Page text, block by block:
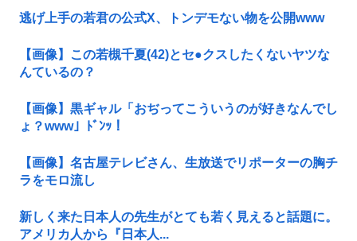
逃げ上手の若君の公式X、トンデモない物を公開www
【画像】この若槻千夏(42)とセ●クスしたくないヤツな
んているの？
【画像】黒ギャル「おぢってこういうのが好きなんでし
ょ？www」ﾄﾞﾝｯ！
【画像】名古屋テレビさん、生放送でリポーターの胸チ
ラをモロ流し
新しく来た日本人の先生がとても若く見えると話題に。
アメリカ人から『日本人...